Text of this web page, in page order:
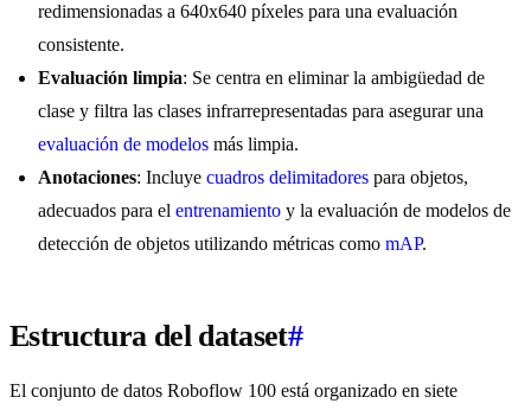
redimensionadas a 640x640 píxeles para una evaluación
consistente.
Evaluación limpia: Se centra en eliminar la ambigüedad de
clase y filtra las clases infrarrepresentadas para asegurar una
evaluación de modelos más limpia.
Anotaciones: Incluye cuadros delimitadores para objetos,
adecuados para el entrenamiento y la evaluación de modelos de
detección de objetos utilizando métricas como mAP.
Estructura del dataset#
El conjunto de datos Roboflow 100 está organizado en siete